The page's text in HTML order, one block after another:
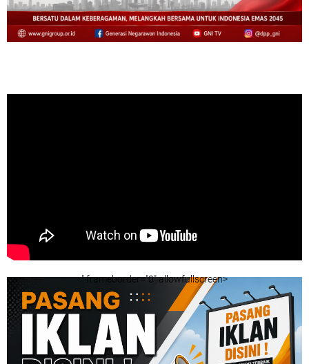
" frameborder="0" allowfullscreen>